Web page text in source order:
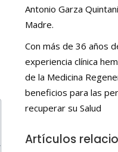
Antonio Garza
Madre.
Con más de 36 años
experiencia clínica
de la Medicina
beneficios para las
recuperar su Salud
Artículos